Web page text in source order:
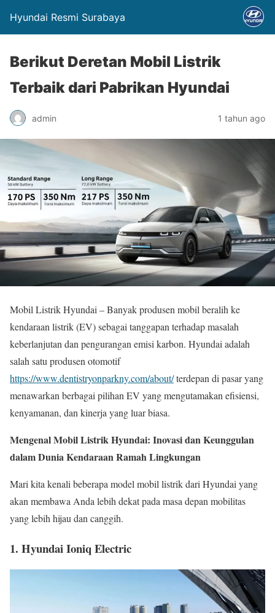
Hyundai Resmi Surabaya
Berikut Deretan Mobil Listrik
Terbaik dari Pabrikan Hyundai
admin 1 tahun ago
Mobil Listrik Hyundai – Banyak produsen mobil beralih ke
kendaraan listrik (EV) sebagai tanggapan terhadap masalah
keberlanjutan dan pengurangan emisi karbon. Hyundai adalah
salah satu produsen otomotif
https://www.dentistryonparkny.com/about/terdepan di pasar yang
menawarkan berbagai pilihan EV yang mengutamakan efisiensi,
kenyamanan, dan kinerja yang luar biasa.
Mengenal Mobil Listrik Hyundai: Inovasi dan Keunggulan
dalam Dunia Kendaraan Ramah Lingkungan
Mari kita kenali beberapa model mobil listrik dari Hyundai yang
akan membawa Anda lebih dekat pada masa depan mobilitas
yang lebih hijau dan canggih.
1. Hyundai Ioniq Electric